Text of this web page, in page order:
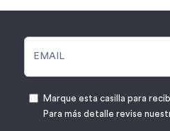
Marque esta casilla para
Para más detalle revise